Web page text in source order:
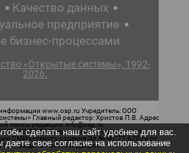
Качество данных
предприятие
бизнес-процессами
«Открытые системы», 1992-
2026.
www.osp.ru Учредитель: ООО
Главный редактор: Христов П.В. Адрес
почты редакции: info@osp.ru
703-18-54 Возрастная маркировка: 12+
СМИ сетевого издания Эл.№ ФС77-62008 от
г. выдано Роскомнадзором.
сделать наш сайт удобнее для вас.
свое согласие на использование